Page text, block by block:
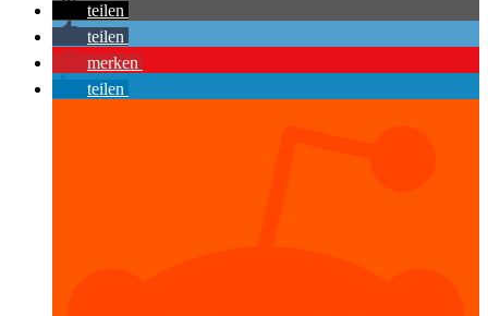
teilen
teilen
merken
teilen